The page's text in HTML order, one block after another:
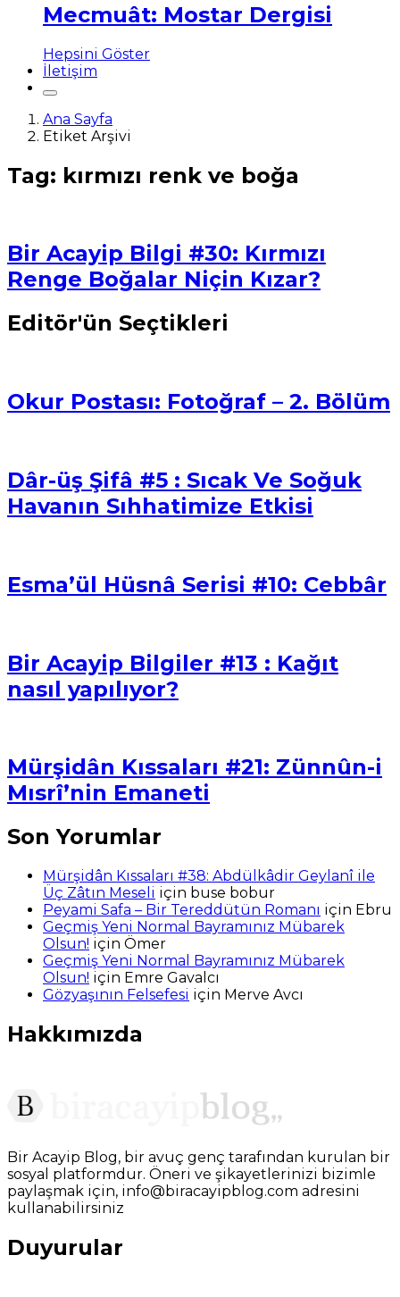
Mecmuât: Mostar Dergisi
Hepsini Göster
İletişim
Ana Sayfa
Etiket Arşivi
Tag: kırmızı renk ve boğa
Bir Acayip Bilgi #30: Kırmızı
Renge Boğalar Niçin Kızar?
Editör'ün Seçtikleri
Okur Postası: Fotoğraf – 2. Bölüm
Dâr-üş Şifâ #5 : Sıcak Ve Soğuk
Havanın Sıhhatimize Etkisi
Esma’ül Hüsnâ Serisi #10: Cebbâr
Bir Acayip Bilgiler #13 : Kağıt
nasıl yapılıyor?
Mürşidân Kıssaları #21: Zünnûn-i
Mısrî’nin Emaneti
Son Yorumlar
Mürşidân Kıssaları #38: Abdülkâdir Geylanî ile
Üç Zâtın Meseli için buse bobur
Peyami Safa – Bir Tereddütün Romanı için Ebru
Geçmiş Yeni Normal Bayramınız Mübarek
Olsun! için Ömer
Geçmiş Yeni Normal Bayramınız Mübarek
Olsun! için Emre Gavalcı
Gözyaşının Felsefesi için Merve Avcı
Hakkımızda
Bir Acayip Blog, bir avuç genç tarafından kurulan bir
sosyal platformdur. Öneri ve şikayetlerinizi bizimle
paylaşmak için, info@biracayipblog.com adresini
kullanabilirsiniz
Duyurular